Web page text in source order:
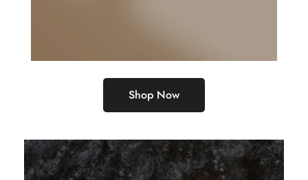
Shop Now